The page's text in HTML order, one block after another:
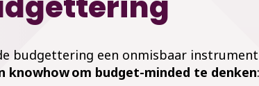
budgettering een onmisbaar
knowhow om budget-minded te denken: